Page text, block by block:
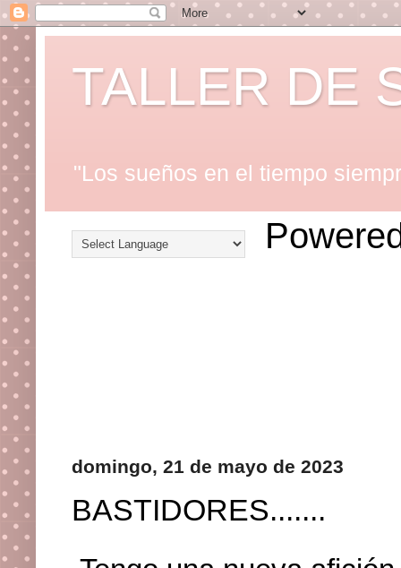
TALLER DE
"Los sueños en el tiempo
domingo, 21 de mayo de 2023
BASTIDORES.......